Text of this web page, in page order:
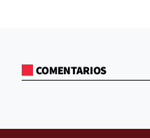
COMENTARIOS